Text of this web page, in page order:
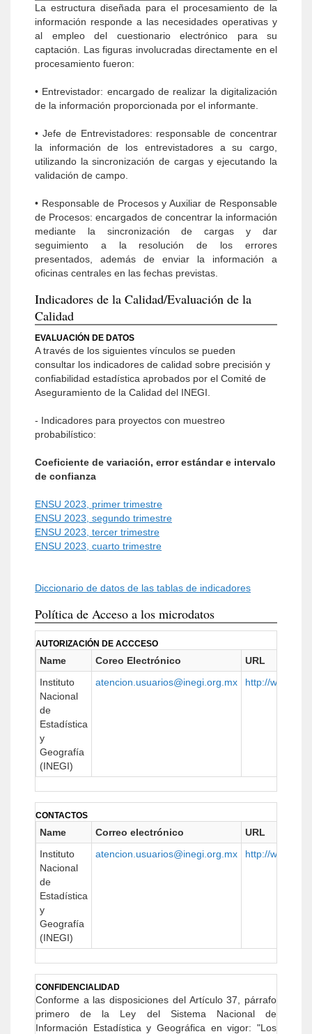
La estructura diseñada para el procesamiento de la
información responde a las necesidades operativas y
al empleo del cuestionario electrónico para su
captación. Las figuras involucradas directamente en el
procesamiento fueron:
• Entrevistador: encargado de realizar la digitalización
de la información proporcionada por el informante.
• Jefe de Entrevistadores: responsable de concentrar
la información de los entrevistadores a su cargo,
utilizando la sincronización de cargas y ejecutando la
validación de campo.
• Responsable de Procesos y Auxiliar de Responsable
de Procesos: encargados de concentrar la información
mediante la sincronización de cargas y dar
seguimiento a la resolución de los errores
presentados, además de enviar la información a
oficinas centrales en las fechas previstas.
Indicadores de la Calidad/Evaluación de la
Calidad
EVALUACIÓN DE DATOS
A través de los siguientes vínculos se pueden
consultar los indicadores de calidad sobre precisión y
confiabilidad estadística aprobados por el Comité de
Aseguramiento de la Calidad del INEGI.
- Indicadores para proyectos con muestreo
probabilístico:
Coeficiente de variación, error estándar e intervalo
de confianza
ENSU 2023, primer trimestre
ENSU 2023, segundo trimestre
ENSU 2023, tercer trimestre
ENSU 2023, cuarto trimestre
Diccionario de datos de las tablas de indicadores
Política de Acceso a los microdatos
AUTORIZACIÓN DE ACCCESO
Name Coreo Electrónico
URL
Instituto
Nacional
de
Estadística
y
Geografía
(INEGI)
atencion.usuarios@inegi.org.mx http://
CONTACTOS
Name Correo electrónico
URL
Instituto
Nacional
de
Estadística
y
Geografía
(INEGI)
atencion.usuarios@inegi.org.mx http://
CONFIDENCIALIDAD
Conforme a las disposiciones del Artículo 37, párrafo
primero de la Ley del Sistema Nacional de
Información Estadística y Geográ­fica en vigor: "Los